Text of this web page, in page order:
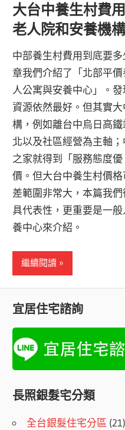
大台中養生村費
老人院和安養機
中部養生村費用到底要
章我們介紹了「北部平
人公寓與安養中心」。
資源依然最好。但其實
構，例如離台中烏日高
北以及社區經營為主軸
之家就得到「服務態度
價。但大台中養生村價
差範圍非常大，本篇我
具代表性，更重要是一
養中心來介紹。
繼續閱讀
宜居住宅諮詢
長照銀髮宅分類
全台銀髮住宅分區 (21)